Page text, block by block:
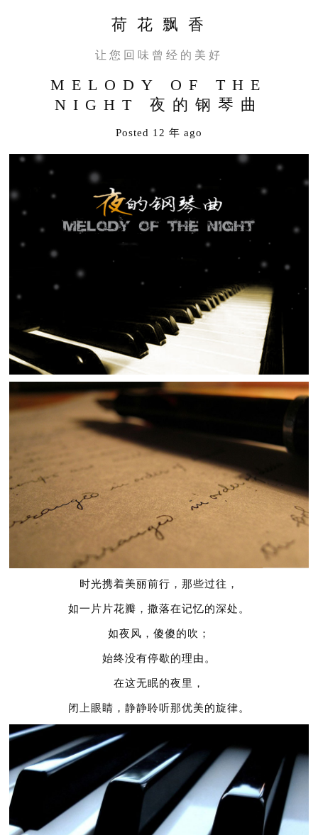
荷 花 飘 香
让您回味曾经的美好
MELODY OF THE
NIGHT 夜的钢琴曲
Posted 12 年 ago
时光携着美丽前行，那些过往，
如一片片花瓣，撒落在记忆的深处。
如夜风，傻傻的吹；
始终没有停歇的理由。
在这无眠的夜里，
闭上眼睛，静静聆听那优美的旋律。